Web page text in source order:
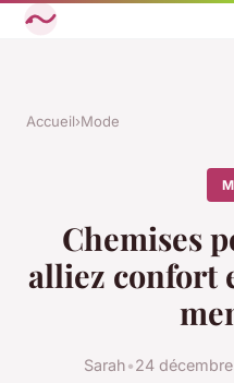
Accueil›Mode
Chemises
alliez confort
Sarah•24